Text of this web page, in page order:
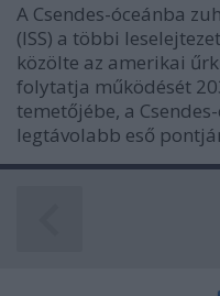
A Csendes-óceánba
(ISS) a többi
közölte az amerikai
folytatja működését
temetőjébe, a
legtávolabb eső